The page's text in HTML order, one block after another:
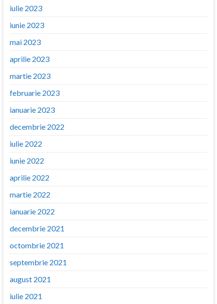
iulie 2023
iunie 2023
mai 2023
aprilie 2023
martie 2023
februarie 2023
ianuarie 2023
decembrie 2022
iulie 2022
iunie 2022
aprilie 2022
martie 2022
ianuarie 2022
decembrie 2021
octombrie 2021
septembrie 2021
august 2021
iulie 2021